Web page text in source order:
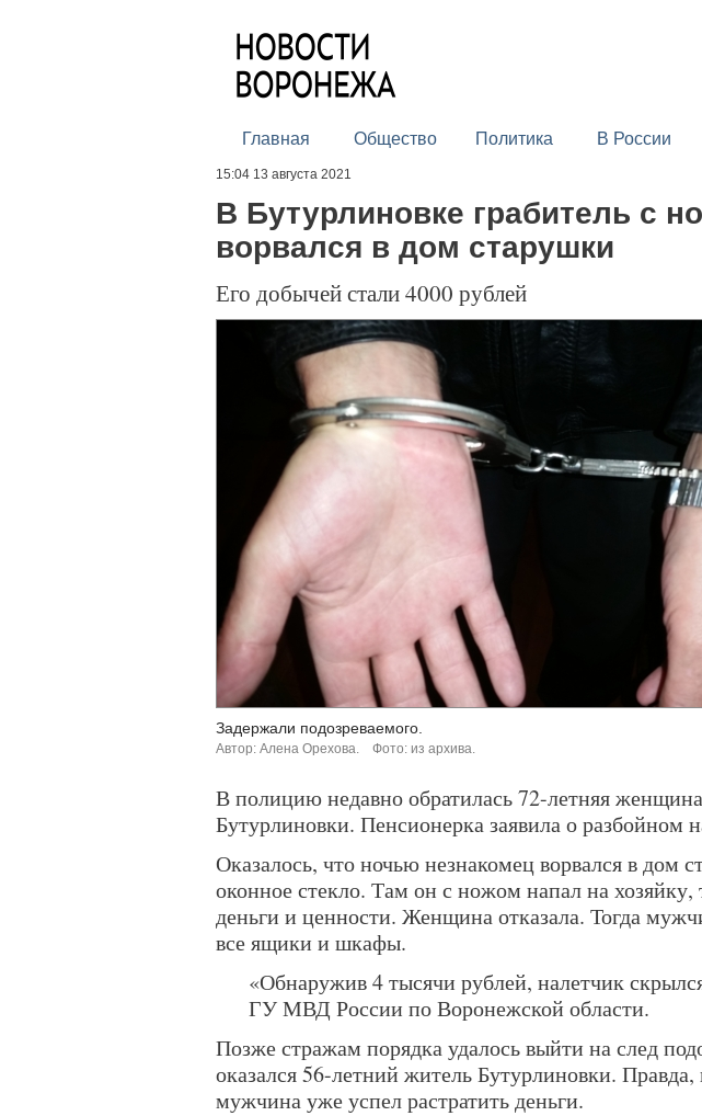
Главная Общество Политика В России
15:04 13 августа 2021
В Бутурлиновке грабитель с
ворвался в дом старушки
Его добычей стали 4000 рублей
Задержали подозреваемого.
Автор: Алена Орехова. Фото: из архива.
В полицию недавно обратилась 72-летняя
Бутурлиновки. Пенсионерка заявила о разбойном
Оказалось, что ночью незнакомец ворвался в дом
оконное стекло. Там он с ножом напал на хозяйку,
деньги и ценности. Женщина отказала. Тогда
все ящики и шкафы.
«Обнаружив 4 тысячи рублей, налетчик
ГУ МВД России по Воронежской области.
Позже стражам порядка удалось выйти на след
оказался 56-летний житель Бутурлиновки.
мужчина уже успел растратить деньги.